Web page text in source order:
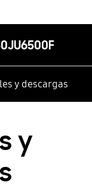
y descargas
y